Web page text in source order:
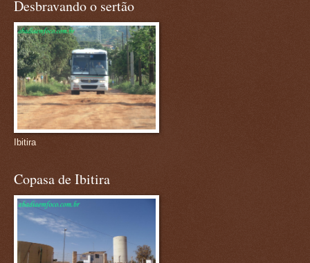
Desbravando o sertão
Ibitira
Copasa de Ibitira